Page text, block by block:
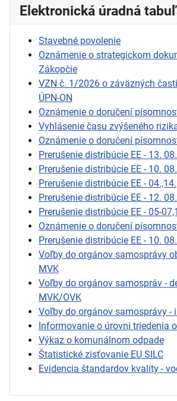
Elektronická úradná
Stavebné povolenie
Oznámenie o strategickom
Zákopčie
VZN č. 1/2026 o záväzných
ÚPN-ON
Oznámenie o doručení
Vyhlásenie času zvýšeného
Oznámenie o doručení
Prerušenie distribúcie EE - 13.
Prerušenie distribúcie EE - 10.
Prerušenie distribúcie EE -
Prerušenie distribúcie EE - 12.
Prerušenie distribúcie EE - 05-
Oznámenie o doručení
Prerušenie distribúcie EE - 10.
Voľby do orgánov samosprávy
MVK
Voľby do orgánov samospráv -
MVK/OVK
Voľby do orgánov samosprávy -
Informovanie o úrovni triedenia
Výkaz o komunálnom odpade
Štatistické zisťovanie EU SILC
Evidencia štandardov kvality -